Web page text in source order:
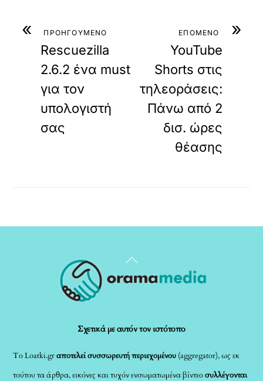
« ΠΡΟΗΓΟΥΜΕΝΟ
Rescuezilla
2.6.2 ένα must
για τον
υπολογιστή
σας
»
ΕΠΟΜΕΝΟ
YouTube
Shorts στις
τηλεοράσεις:
Πάνω από 2
δισ. ώρες
θέασης
Back
To
Σχετικά με αυτόν τον ιστότοπο
Το Loatki.grαποτελεί συσσωρευτή περιεχομένου (aggregator), ως εκ
τούτου τα άρθρα, εικόνες και τυχόν ενσωματωμένα βίντεοσυλλέγονται